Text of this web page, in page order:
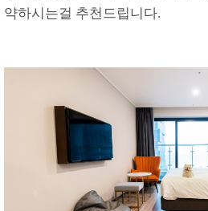
약하시는걸 추천드립니다.